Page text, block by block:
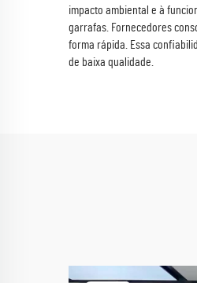
impacto ambiental e à
garrafas. Fornecedores
forma rápida. Essa
de baixa qualidade.